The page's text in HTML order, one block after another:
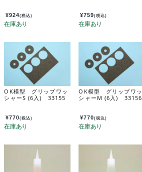
¥924(税込) ¥759(税込)
OK模型 グリップワッ
シャーS (6入) 33155
¥770(税込)
OK模型 グリップワッ
シャーM (6入) 33156
¥770(税込)